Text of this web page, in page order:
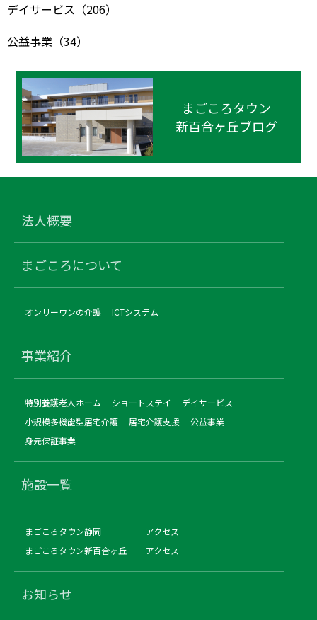
デイサービス （206）
公益事業 （34）
まごころタウン
新百合ヶ丘ブログ
法人概要
まごころについて
オンリーワンの介護 ICTシステム
事業紹介
特別養護老人ホーム ショートステイ
デイサービス
小規模多機能型居宅介護
居宅介護支援
公益事業
身元保証事業
施設一覧
まごころタウン静岡
アクセス
まごころタウン新百合ヶ丘
アクセス
お知らせ